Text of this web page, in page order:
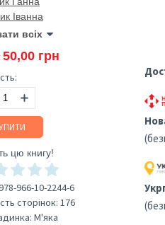
Іванна
всіх
: 50,00 грн
цю книгу!
966-10-2244-6
сторінок: 176
М'яка